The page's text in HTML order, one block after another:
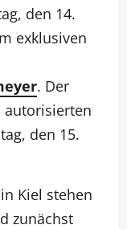
den 14.
exklusiven
. Der
autorisierten
den 15.
Kiel stehen
zunächst